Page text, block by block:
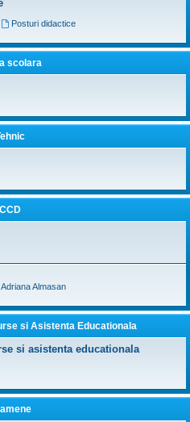
Posturi didactice
scolara
CCD
Adriana Almasan
si Asistenta Educationala
si asistenta educationala